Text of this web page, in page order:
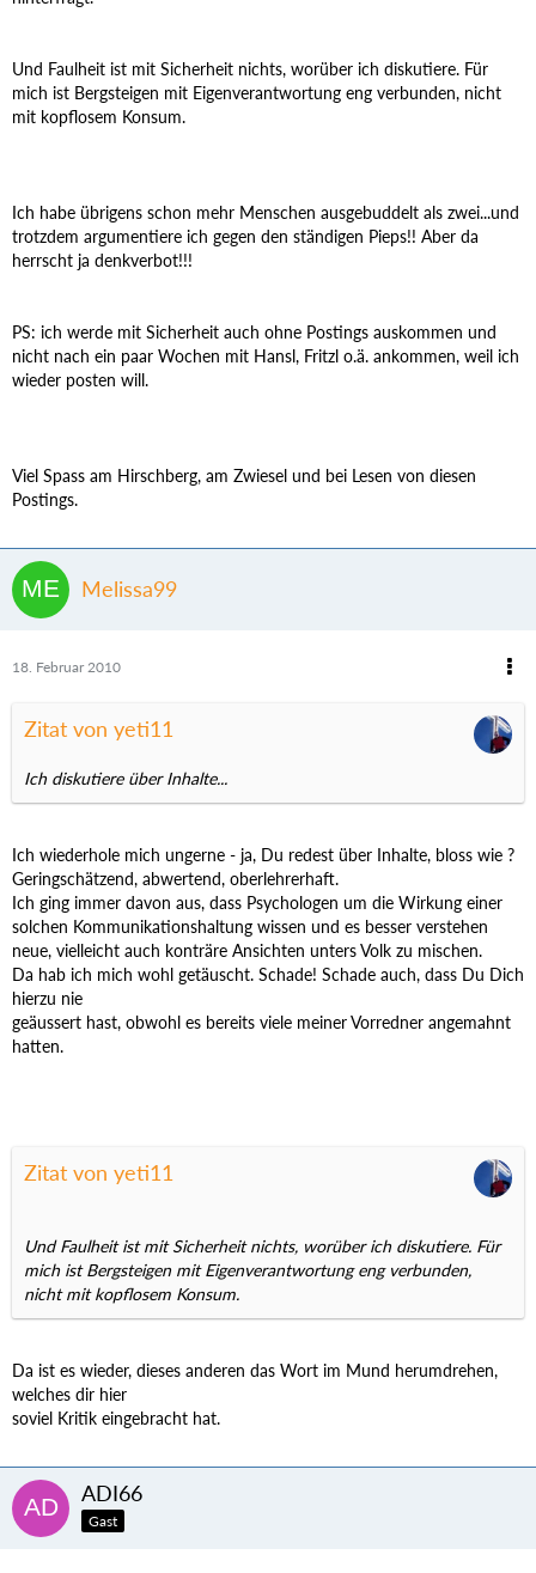
Und Faulheit ist mit Sicherheit nichts, worüber ich diskutiere. Für
mich ist Bergsteigen mit Eigenverantwortung eng verbunden, nicht
mit kopflosem Konsum.
Ich habe übrigens schon mehr Menschen ausgebuddelt als zwei...und
trotzdem argumentiere ich gegen den ständigen Pieps!! Aber da
herrscht ja denkverbot!!!
PS: ich werde mit Sicherheit auch ohne Postings auskommen und
nicht nach ein paar Wochen mit Hansl, Fritzl o.ä. ankommen, weil ich
wieder posten will.
Viel Spass am Hirschberg, am Zwiesel und bei Lesen von diesen
Postings.
Melissa99
18. Februar 2010
Zitat von yeti11
Ich diskutiere über Inhalte...
Ich wiederhole mich ungerne - ja, Du redest über Inhalte, bloss wie ?
Geringschätzend, abwertend, oberlehrerhaft.
Ich ging immer davon aus, dass Psychologen um die Wirkung einer
solchen Kommunikationshaltung wissen und es besser verstehen
neue, vielleicht auch konträre Ansichten unters Volk zu mischen.
Da hab ich mich wohl getäuscht. Schade! Schade auch, dass Du Dich
hierzu nie
geäussert hast, obwohl es bereits viele meiner Vorredner angemahnt
hatten.
Zitat von yeti11
Und Faulheit ist mit Sicherheit nichts, worüber ich diskutiere. Für
mich ist Bergsteigen mit Eigenverantwortung eng verbunden,
nicht mit kopflosem Konsum.
Da ist es wieder, dieses anderen das Wort im Mund herumdrehen,
welches dir hier
soviel Kritik eingebracht hat.
ADI66
Gast